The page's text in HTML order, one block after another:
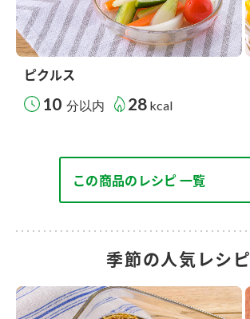
ピクルス
10 分以内 28 kcal
この商品のレシピ 一覧
季節の人気レシピ